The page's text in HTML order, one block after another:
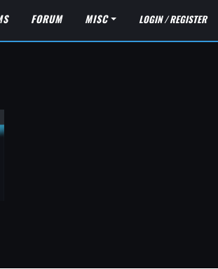
FORUM MISC LOGIN / REGISTER